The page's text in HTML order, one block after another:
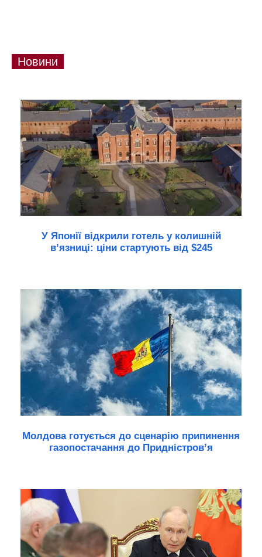
Новини
У Японії відкрили готель у колишній
в’язниці: ціни стартують від $245
Молдова готується до сценарію припинення
газопостачання до Придністров’я